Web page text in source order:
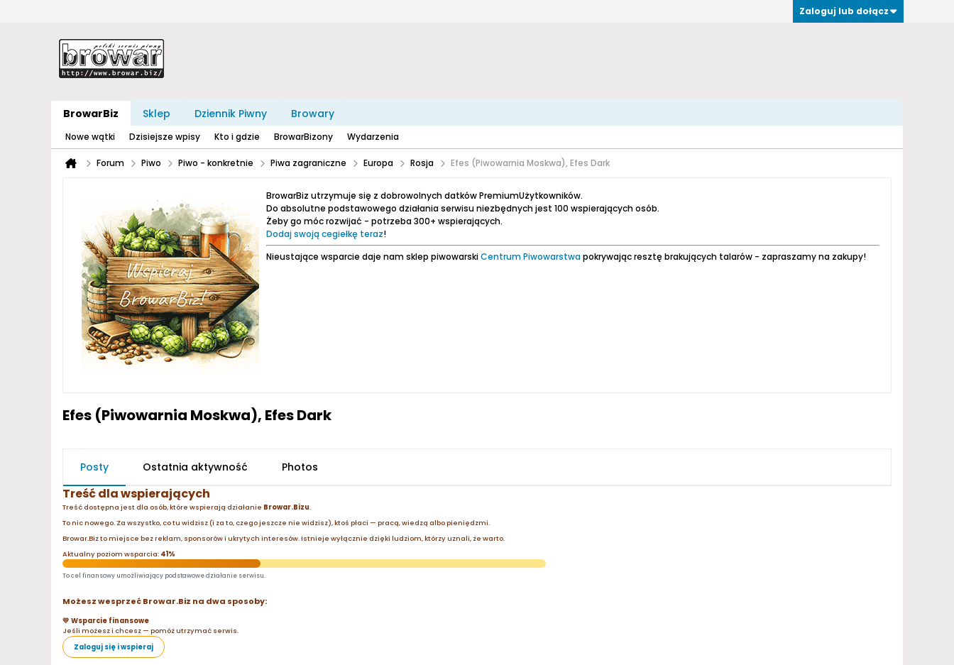
Zaloguj lub dołącz
BrowarBiz Sklep Dziennik Piwny Browary
Nowe wątki Dzisiejsze wpisy Kto i gdzie BrowarBizony Wydarzenia
Forum Piwo Piwo - konkretnie Piwa zagraniczne Europa Rosja Efes (Piwowarnia Moskwa), Efes Dark
BrowarBiz utrzymuje się z dobrowolnych datków PremiumUżytkowników.
Do absolutne podstawowego działania serwisu niezbędnych jest 100 wspierających osób.
Żeby go móc rozwijać - potrzeba 300+ wspierających.
Dodaj swoją cegiełkę teraz!
Nieustające wsparcie daje nam sklep piwowarskiCentrum Piwowarstwapokrywając resztę brakujących talarów - zapraszamy na zakupy!
Efes (Piwowarnia Moskwa), Efes Dark
Posty Ostatnia aktywność Photos
Treść dla wspierających
Treść dostępna jest dla osób, które wspierają działanie Browar.Bizu.
To nic nowego. Za wszystko, co tu widzisz (i za to, czego jeszcze nie widzisz), ktoś płaci — pracą, wiedzą albo pieniędzmi.
Browar.Biz to miejsce bez reklam, sponsorów i ukrytych interesów. Istnieje wyłącznie dzięki ludziom, którzy uznali, że warto.
Aktualny poziom wsparcia: 41%
To cel finansowy umożliwiający podstawowe działanie serwisu.
Możesz wesprzeć Browar.Biz na dwa sposoby:
💛 Wsparcie finansowe
Jeśli możesz i chcesz — pomóż utrzymać serwis.
Zaloguj się i wspieraj